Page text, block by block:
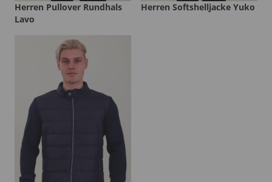
Herren Pullover Rundhals
Lavo
Herren Softshelljacke Yuko